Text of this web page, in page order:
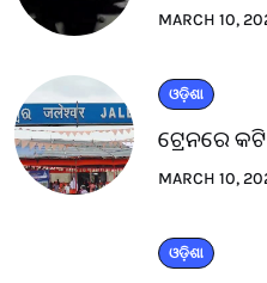
MARCH 10,
ଓଡ଼ିଶା
ଟ୍ରେନରେ
MARCH 10,
ଓଡ଼ିଶା